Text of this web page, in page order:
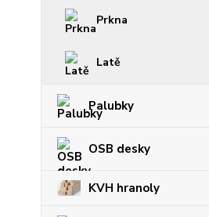
Prkna
Latě
Palubky
OSB desky
KVH hranoly